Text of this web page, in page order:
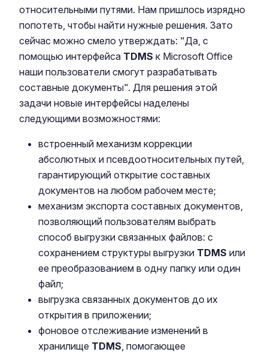
относительными путями. Нам пришлось изрядно
попотеть, чтобы найти нужные решения. Зато
сейчас можно смело утверждать: "Да, с
помощью интерфейса TDMS к Microsoft Office
наши пользователи смогут разрабатывать
составные документы". Для решения этой
задачи новые интерфейсы наделены
следующими возможностями:
встроенный механизм коррекции
абсолютных и псевдоотносительных путей,
гарантирующий открытие составных
документов на любом рабочем месте;
механизм экспорта составных документов,
позволяющий пользователям выбрать
способ выгрузки связанных файлов: с
сохранением структуры выгрузки TDMS или
ее преобразованием в одну папку или один
файл;
выгрузка связанных документов до их
открытия в приложении;
фоновое отслеживание изменений в
хранилище TDMS, помогающее